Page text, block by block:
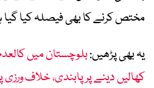
مختص کرنے کا بھی فیصلہ کیا
یہ بھی پڑھیں:بلوچستان میں
کھالیں دینے پر پابندی، خلاف ورزی